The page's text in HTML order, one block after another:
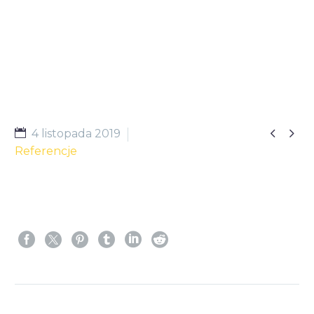
 
4 listopada 2019
Referencje